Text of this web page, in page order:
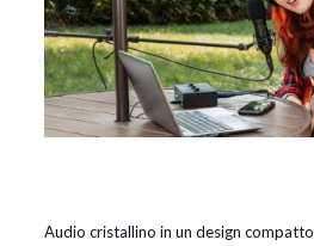
Audio cristallino in un design compatto